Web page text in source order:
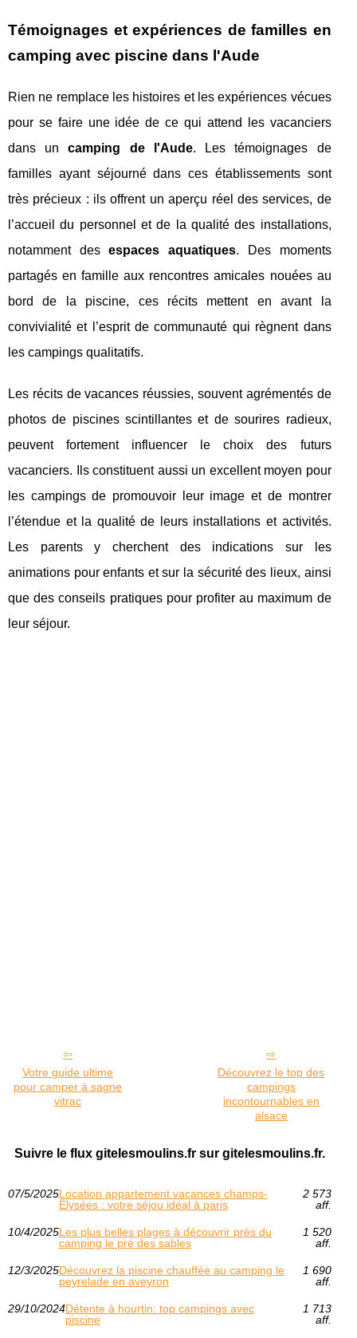
Témoignages et expériences de familles en
camping avec piscine dans l'Aude
Rien ne remplace les histoires et les expériences vécues
pour se faire une idée de ce qui attend les vacanciers
dans uncamping de l'Aude. Les témoignages de
familles ayant séjourné dans ces établissements sont
très précieux : ils offrent un aperçu réel des services, de
l’accueil du personnel et de la qualité des installations,
notamment desespaces aquatiques. Des moments
partagés en famille aux rencontres amicales nouées au
bord de la piscine, ces récits mettent en avant la
convivialité et l’esprit de communauté qui règnent dans
les campings qualitatifs.
Les récits de vacances réussies, souvent agrémentés de
photos de piscines scintillantes et de sourires radieux,
peuvent fortement influencer le choix des futurs
vacanciers. Ils constituent aussi un excellent moyen pour
les campings de promouvoir leur image et de montrer
l’étendue et la qualité de leurs installations et activités.
Les parents y cherchent des indications sur les
animations pour enfants et sur la sécurité des lieux, ainsi
que des conseils pratiques pour profiter au maximum de
leur séjour.
Votre guide ultime
pour camper à sagne
vitrac
Découvrez le top des
campings
incontournables en
alsace
Suivre le flux gitelesmoulins.fr sur gitelesmoulins.fr.
07/5/2025Location appartement vacances champs-
Élysées : votre séjou idéal à paris
2 573
aff.
10/4/2025Les plus belles plages à découvrir près du
camping le pré des sables
1 520
aff.
12/3/2025Découvrez la piscine chauffée au camping le
peyrelade en aveyron
1 690
aff.
29/10/2024Détente à hourtin: top campings avec
piscine
1 713
aff.